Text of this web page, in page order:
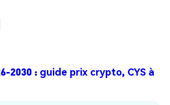
2030 : guide prix crypto, CYS à